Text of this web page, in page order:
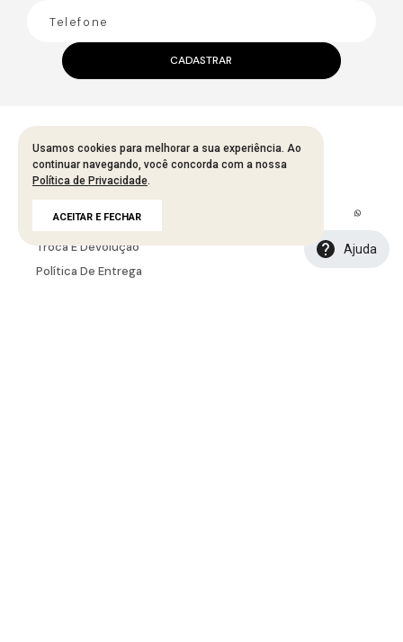
Ajuda
Usamos cookies para melhorar a sua experiência. Ao
continuar navegando, você concorda com a nossa
Política de Privacidade.
ACEITAR E FECHAR
CADASTRAR
Fale Conosco
Sobre A Bana Bana
Política De Segurança
Troca E Devolução
Política De Entrega